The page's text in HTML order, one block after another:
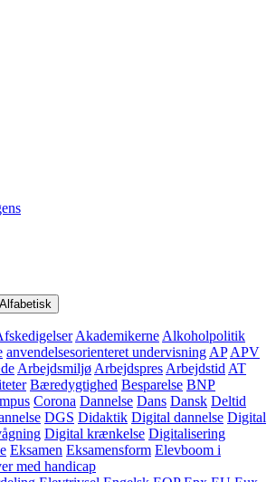
Alfabetisk
Akademikerne Alkoholpolitik
anvendelsesorienteret undervisning AP APV
Arbejdsmiljø Arbejdspres Arbejdstid AT
Bæredygtighed Besparelse BNP
Corona Dannelse Dans Dansk Deltid
DGS Didaktik Digital dannelse Digital
Digital krænkelse Digitalisering
Eksamen Eksamensform Elevboom i
med handicap